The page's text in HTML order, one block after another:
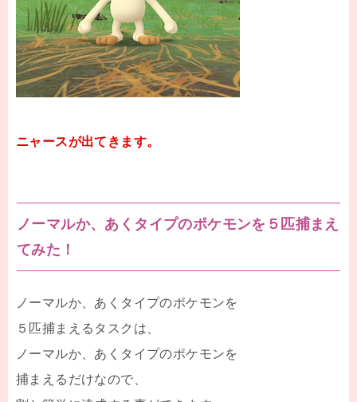
ニャースが出てきます。
ノーマルか、あくタイプのポケモンを５匹捕まえ
てみた！
ノーマルか、あくタイプのポケモンを
５匹捕まえるタスクは、
ノーマルか、あくタイプのポケモンを
捕まえるだけなので、